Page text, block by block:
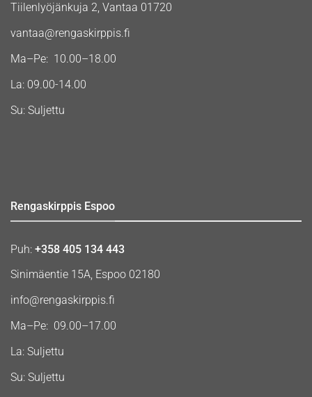
Tiilenlyöjänkuja 2, Vantaa 01720
vantaa@rengaskirppis.fi
Ma–Pe: 10.00–18.00
La: 09.00-14.00
Su: Suljettu
Rengaskirppis Espoo
Puh: +358 405 134 443
Sinimäentie 15A, Espoo 02180
info@rengaskirppis.fi
Ma–Pe: 09.00–17.00
La: Suljettu
Su: Suljettu